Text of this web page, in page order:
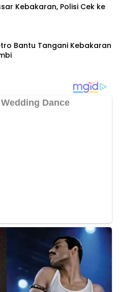
Kebakaran, Polisi Cek ke
Bantu Tangani Kebakaran